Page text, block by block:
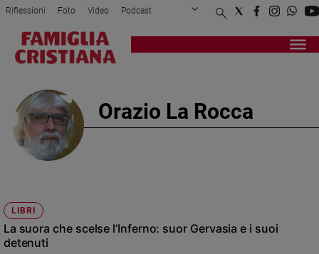
Attualità
Cronaca
Politica
Mondo
Economia
Sport
Interviste
Riflessioni Foto Video Podcast
Privacy Policy Chi siamo
Registrati Redazione
Orazio La Rocca
LIBRI
La suora che scelse l’Inferno: suor Gervasia e i suoi
detenuti